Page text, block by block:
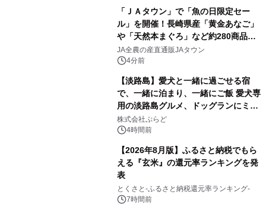
「ＪＡタウン」で「魚の日限定セー
ル」を開催！長崎県産「黄金あなご」
や「天然本まぐろ」など約280商品を
販売！～毎月１０日の定例企画～
JA全農の産直通販JAタウン
4分前
【淡路島】愛犬と一緒に過ごせる宿
で、一緒に泊まり、一緒にご飯 愛犬専
用の淡路島グルメ、ドッグランにミニ
プール グランピングとトレーラーハウ
スの2施設で
株式会社ぷらど
4時間前
【2026年8月版】ふるさと納税でもら
える『玄米』の還元率ランキングを発
表
とくさと-ふるさと納税還元率ランキング-
7時間前